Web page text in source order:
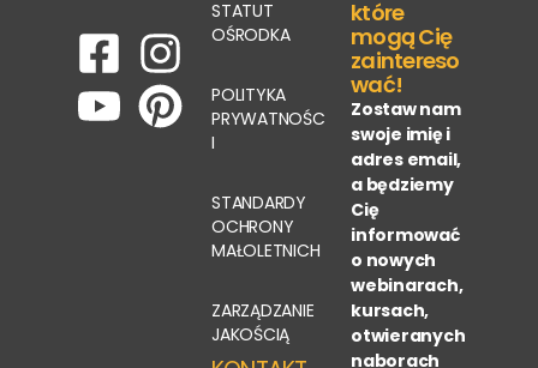
STATUT
OŚRODKA
POLITYKA
PRYWATNOŚC
I
STANDARDY
OCHRONY
MAŁOLETNICH
ZARZĄDZANIE
JAKOŚCIĄ
które
mogą Cię
zaintereso
wać!
Zostaw nam
swoje imię i
adres email,
a będziemy
Cię
informować
o nowych
webinarach,
kursach,
otwieranych
naborach